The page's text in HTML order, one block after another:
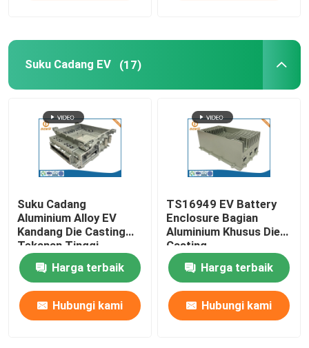
Layanan Prototyping Cepat
Suku Cadang EV (17)
Suku Cadang
Aluminium Alloy EV
Kandang Die Casting
Tekanan Tinggi
Harga terbaik
Hubungi kami
TS16949 EV Battery
Enclosure Bagian
Aluminium Khusus Die
Casting
Harga terbaik
Hubungi kami